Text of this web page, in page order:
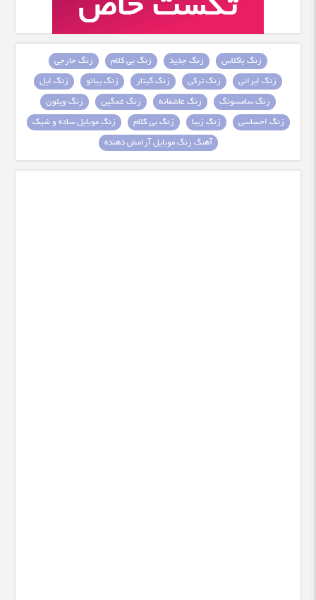
زنگ باکلاس زنگ جدید زنگ بی کلام
زنگ خارجی
زنگ ایرانی
زنگ ترکی زنگ گیتار زنگ پیانو
زنگ اپل
زنگ سامسونگ
زنگ عاشقانه زنگ غمگین
زنگ ویلون
زنگ احساسی
زنگ زیبا زنگ بی کلام
زنگ موبایل ساده و شیک
آهنگ زنگ موبایل آرامش دهنده